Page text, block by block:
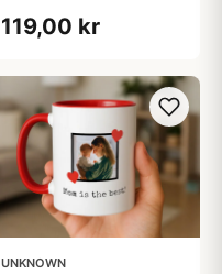
119,00 kr
UNKNOWN